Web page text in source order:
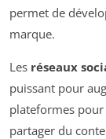
permet de
marque.
Les réseaux
puissant pour
plateformes
partager du